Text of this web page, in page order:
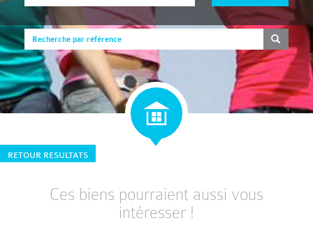
RETOUR RESULTATS
Ces biens pourraient aussi vous
intéresser !